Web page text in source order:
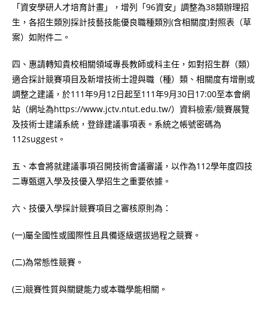
「資安學研人才培育計畫」，增列「96資安」調整為38類辦理招
生，各招生類別採計技藝技能優良職種類別(含相關度)對照表（草
案）如附件二。
四、惠請轉知貴校相關領域專長教師或科主任，如對招生群（類）
適合採計競賽項目及新增技術士證與職（種）類、相關度有增刪或
調整之建議，於111年9月12日起至111年9月30日17:00至本會網
站（網址為https://www.jctv.ntut.edu.tw/）資料檢索/競賽展覽
及技術士建議系統，登錄建議事項表。系統之帳號密碼為
112suggest。
五、本會將就建議事項召開技術會議審議，以作為112學年度四技
二專甄選入學及技優入學招生之重要依據。
六、技優入學採計競賽項目之審核原則為：
(一)屬全國性或國際性且具備逐級選拔過程之競賽。
(二)為常態性競賽。
(三)競賽性質與關鍵能力或本職學能相關。